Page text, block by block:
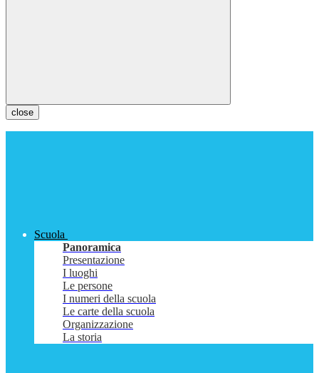
close
Scuola
Panoramica
Presentazione
I luoghi
Le persone
I numeri della scuola
Le carte della scuola
Organizzazione
La storia